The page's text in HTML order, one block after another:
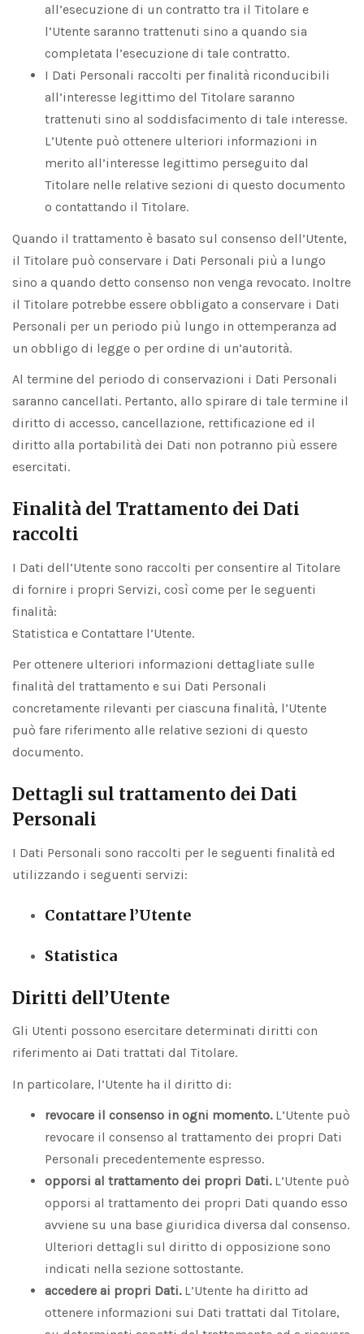
all’esecuzione di un contratto tra il Titolare e
l’Utente saranno trattenuti sino a quando sia
completata l’esecuzione di tale contratto.
I Dati Personali raccolti per finalità riconducibili
all’interesse legittimo del Titolare saranno
trattenuti sino al soddisfacimento di tale interesse.
L’Utente può ottenere ulteriori informazioni in
merito all’interesse legittimo perseguito dal
Titolare nelle relative sezioni di questo documento
o contattando il Titolare.
Quando il trattamento è basato sul consenso dell’Utente,
il Titolare può conservare i Dati Personali più a lungo
sino a quando detto consenso non venga revocato. Inoltre
il Titolare potrebbe essere obbligato a conservare i Dati
Personali per un periodo più lungo in ottemperanza ad
un obbligo di legge o per ordine di un’autorità.
Al termine del periodo di conservazioni i Dati Personali
saranno cancellati. Pertanto, allo spirare di tale termine il
diritto di accesso, cancellazione, rettificazione ed il
diritto alla portabilità dei Dati non potranno più essere
esercitati.
Finalità del Trattamento dei Dati
raccolti
I Dati dell’Utente sono raccolti per consentire al Titolare
di fornire i propri Servizi, così come per le seguenti
finalità:
Statistica e Contattare l’Utente.
Per ottenere ulteriori informazioni dettagliate sulle
finalità del trattamento e sui Dati Personali
concretamente rilevanti per ciascuna finalità, l’Utente
può fare riferimento alle relative sezioni di questo
documento.
Dettagli sul trattamento dei Dati
Personali
I Dati Personali sono raccolti per le seguenti finalità ed
utilizzando i seguenti servizi:
Contattare l’Utente
Statistica
Diritti dell’Utente
Gli Utenti possono esercitare determinati diritti con
riferimento ai Dati trattati dal Titolare.
In particolare, l’Utente ha il diritto di:
revocare il consenso in ogni momento.L’Utente può
revocare il consenso al trattamento dei propri Dati
Personali precedentemente espresso.
opporsi al trattamento dei propri Dati.L’Utente può
opporsi al trattamento dei propri Dati quando esso
avviene su una base giuridica diversa dal consenso.
Ulteriori dettagli sul diritto di opposizione sono
indicati nella sezione sottostante.
accedere ai propri Dati.L’Utente ha diritto ad
ottenere informazioni sui Dati trattati dal Titolare,